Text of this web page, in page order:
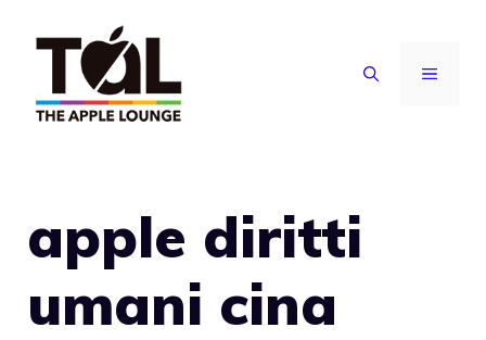
contenuto
MENU
apple diritti
umani cina